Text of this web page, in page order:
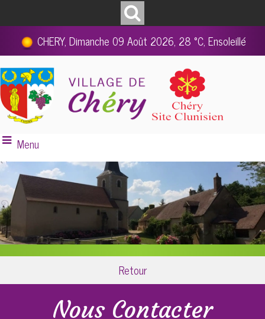
CHERY, Dimanche 09 Août 2026, 28 °C, Ensoleillé
Menu
Retour
Nous Contacter